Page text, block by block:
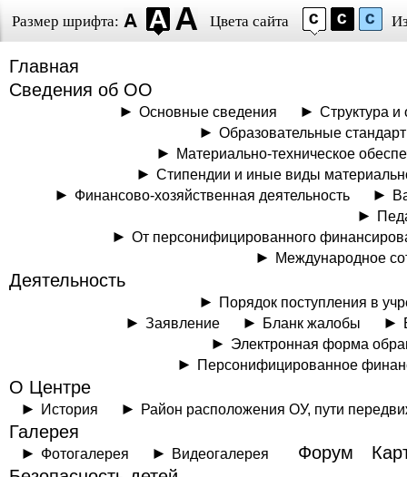
Размер шрифта: Цвета сайта
Главная
Сведения об ОО
Основные сведения
Структура
Образовательные
Материально-техническое
Стипендии и иные виды
Финансово-хозяйственная деятельность
От персонифицированного
Международное
Деятельность
Порядок поступления в
Заявление
Бланк жалобы
Электронная форма
Персонифицированное
О Центре
История Район расположения ОУ, пути
Галерея
Фотогалерея Видеогалерея Форум